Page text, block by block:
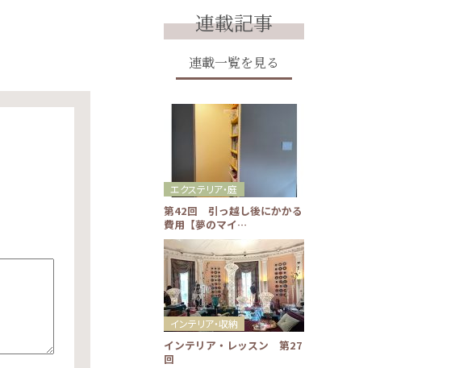
連載記事
連載一覧を見る
第42回 引っ越し後にかかる
費用【夢のマイ…
エクステリア・庭
インテリア・レッスン 第27
回
インテリア・収納